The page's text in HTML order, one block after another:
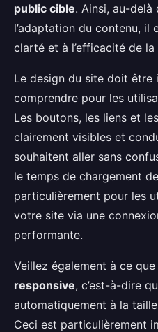
public cible. Ainsi, au-
l’adaptation du contenu, il
clarté et à l’efficacité de
Le design du site doit
comprendre pour les
Les boutons, les liens et
clairement visibles et
souhaitent aller sans
le temps de chargement
particulièrement pour les
votre site via une
performante.
Veillez également à ce
responsive, c’est-à-dire
automatiquement à la taille
Ceci est particulièrement